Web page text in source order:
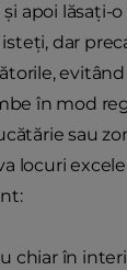
apoi lăsați-
dar
în mod
sau
locuri
chiar în